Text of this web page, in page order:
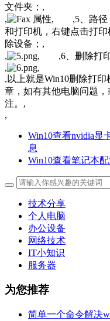
文件夹；,
,
, ,5、路径：
和打印机，右键点击打
除设备；,
,
, ,6、删除打印
,
,
,以上就是Win10删除打
章，如有其他电脑问题
注。,
,
Win10查看nvidia显
息
Win10查看笔记本
技术分享
个人电脑
办公设备
网络技术
IT小知识
服务器
为您推荐
简单一个命令解决